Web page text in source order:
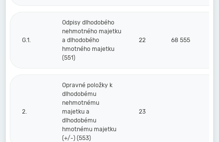
G.1.
Odpisy dlhodobého
nehmotného majetku
a dlhodobého
hmotného majetku
(551)
22 68 555
2.
Opravné položky k
dlhodobému
nehmotnému
majetku a
dlhodobému
hmotnému majetku
(+/-) (553)
23